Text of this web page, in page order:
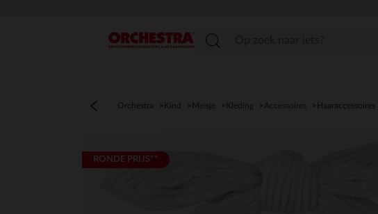
menu
Orchestra Kind Meisje Kleding Accessoires Haaraccessoires
RONDE PRIJS**